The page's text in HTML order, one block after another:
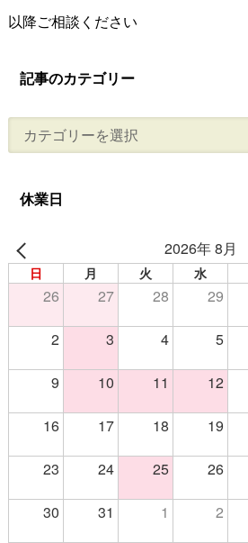
以降ご相談ください
記事のカテゴリー
休業日
2026年 8月
日 月 火 水
26 27 28 29
2 3 4 5
9 10 11 12
16 17 18 19
23 24 25 26
30 31 1 2